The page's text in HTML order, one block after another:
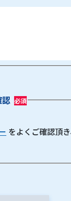
をよくご確認頂